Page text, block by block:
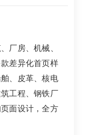
厂房、机械、
差异化首页样
、皮革、核电
工程、钢铁厂
面设计，全方